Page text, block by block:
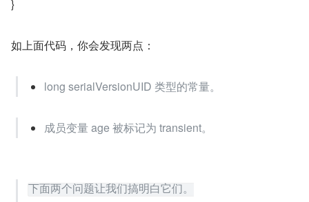
}
如上面代码，你会发现两点：
long serialVersionUID 类型的常量。
成员变量 age 被标记为 transient。